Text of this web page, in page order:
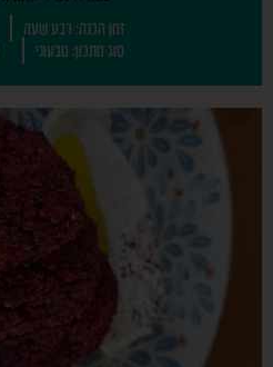
זמן הכנה: רבע שעה
סוג מתכון: טבעוני